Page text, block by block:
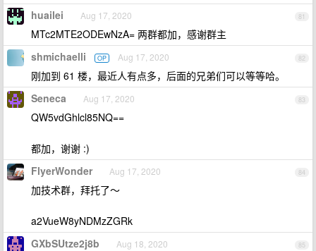
81
huailei Aug 17, 2020
MTc2MTE2ODEwNzA= 两群都加，感谢群主
82
shmichaelli OP Aug 17, 2020
刚加到 61 楼，最近人有点多，后面的兄弟们可以等等哈。
83
Seneca Aug 17, 2020
QW5vdGhlcl85NQ==
都加，谢谢 :)
84
FlyerWonder Aug 17, 2020
加技术群，拜托了～
a2VueW8yNDMzZGRk
85
GXbSUtze2j8b Aug 18, 2020